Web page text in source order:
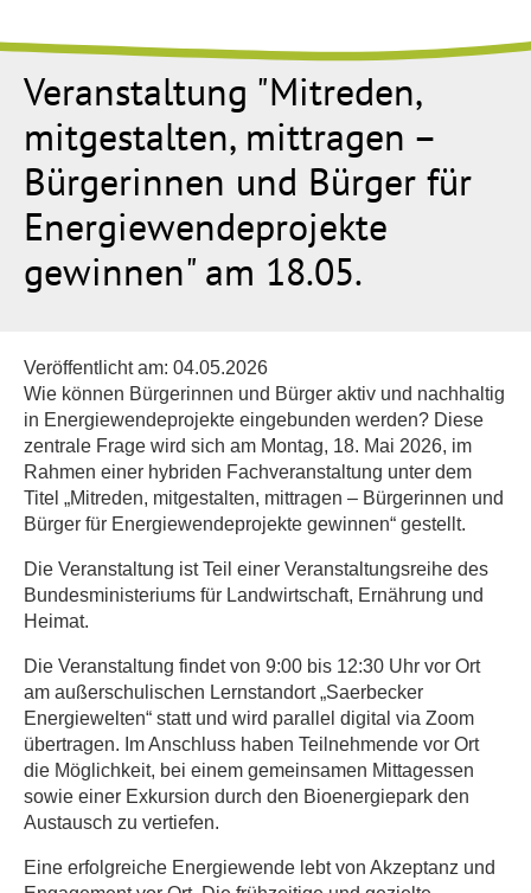
Veranstaltung "Mitreden,
mitgestalten, mittragen –
Bürgerinnen und Bürger für
Energiewendeprojekte
gewinnen" am 18.05.
Veröffentlicht am: 04.05.2026
Wie können Bürgerinnen und Bürger aktiv und nachhaltig
in Energiewendeprojekte eingebunden werden? Diese
zentrale Frage wird sich am Montag, 18. Mai 2026, im
Rahmen einer hybriden Fachveranstaltung unter dem
Titel „Mitreden, mitgestalten, mittragen – Bürgerinnen und
Bürger für Energiewendeprojekte gewinnen“ gestellt.
Die Veranstaltung ist Teil einer Veranstaltungsreihe des
Bundesministeriums für Landwirtschaft, Ernährung und
Heimat.
Die Veranstaltung findet von 9:00 bis 12:30 Uhr vor Ort
am außerschulischen Lernstandort „Saerbecker
Energiewelten“ statt und wird parallel digital via Zoom
übertragen. Im Anschluss haben Teilnehmende vor Ort
die Möglichkeit, bei einem gemeinsamen Mittagessen
sowie einer Exkursion durch den Bioenergiepark den
Austausch zu vertiefen.
Eine erfolgreiche Energiewende lebt von Akzeptanz und